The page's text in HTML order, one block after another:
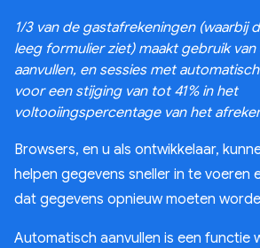
1/3 van de gastafrekeningen (waarbij
leeg formulier ziet) maakt gebruik
aanvullen, en sessies met
voor een stijging van tot 41% in het
voltooiingspercentage van het
Browsers, en u als ontwikkelaar,
helpen gegevens sneller in te voeren
dat gegevens opnieuw moeten
Automatisch aanvullen is een functie